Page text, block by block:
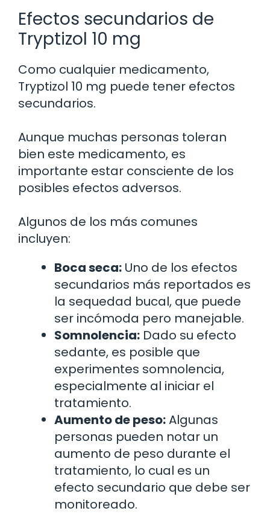
Efectos secundarios de
Tryptizol 10 mg
Como cualquier medicamento,
Tryptizol 10 mg puede tener efectos
secundarios.
Aunque muchas personas toleran
bien este medicamento, es
importante estar consciente de los
posibles efectos adversos.
Algunos de los más comunes
incluyen:
Boca seca: Uno de los efectos
secundarios más reportados es
la sequedad bucal, que puede
ser incómoda pero manejable.
Somnolencia: Dado su efecto
sedante, es posible que
experimentes somnolencia,
especialmente al iniciar el
tratamiento.
Aumento de peso:Algunas
personas pueden notar un
aumento de peso durante el
tratamiento, lo cual es un
efecto secundario que debe ser
monitoreado.